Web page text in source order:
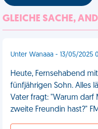
GLEICHE SACHE,
Unter Wanaaa - 13/05/2025
Heute, Fernsehabend
fünfjährigen Sohn. Alles
Vater fragt: "Warum darf
zweite Freundin hast?"